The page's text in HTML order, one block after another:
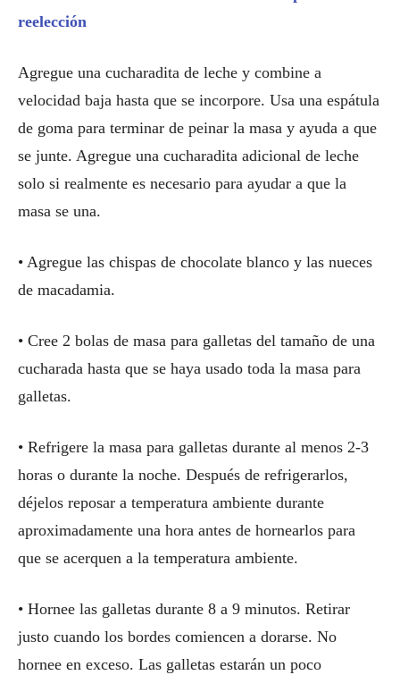
reelección
Agregue una cucharadita de leche y combine a
velocidad baja hasta que se incorpore. Usa una espátula
de goma para terminar de peinar la masa y ayuda a que
se junte. Agregue una cucharadita adicional de leche
solo si realmente es necesario para ayudar a que la
masa se una.
• Agregue las chispas de chocolate blanco y las nueces
de macadamia.
• Cree 2 bolas de masa para galletas del tamaño de una
cucharada hasta que se haya usado toda la masa para
galletas.
• Refrigere la masa para galletas durante al menos 2-3
horas o durante la noche. Después de refrigerarlos,
déjelos reposar a temperatura ambiente durante
aproximadamente una hora antes de hornearlos para
que se acerquen a la temperatura ambiente.
• Hornee las galletas durante 8 a 9 minutos. Retirar
justo cuando los bordes comiencen a dorarse. No
hornee en exceso. Las galletas estarán un poco